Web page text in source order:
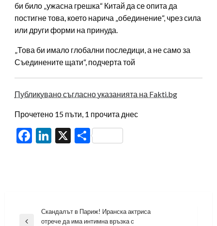
би било „ужасна грешка“ Китай да се опита да
постигне това, което нарича „обединение“, чрез сила
или други форми на принуда.
„Това би имало глобални последици, а не само за
Съединените щати“, подчерта той
Публикувано съгласно указанията на Fakti.bg
Прочетено 15 пъти, 1 прочита днес
Facebook
LinkedIn
X Share
Навигация
Скандалът в Париж! Иранска актриса
отрече да има интимна връзка с